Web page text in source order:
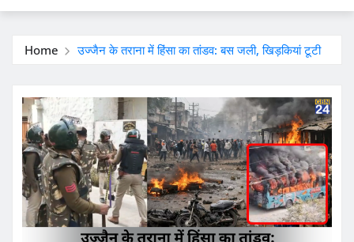
Home उज्जैन के तराना में हिंसा का तांडव: बस जली, खिड़कियां टूटी